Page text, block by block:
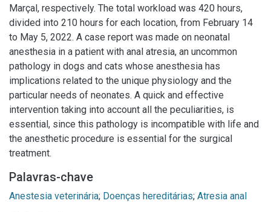
Marçal, respectively. The total workload was 420 hours,
divided into 210 hours for each location, from February 14
to May 5, 2022. A case report was made on neonatal
anesthesia in a patient with anal atresia, an uncommon
pathology in dogs and cats whose anesthesia has
implications related to the unique physiology and the
particular needs of neonates. A quick and effective
intervention taking into account all the peculiarities, is
essential, since this pathology is incompatible with life and
the anesthetic procedure is essential for the surgical
treatment.
Palavras-chave
Anestesia veterinária; Doenças hereditárias; Atresia anal